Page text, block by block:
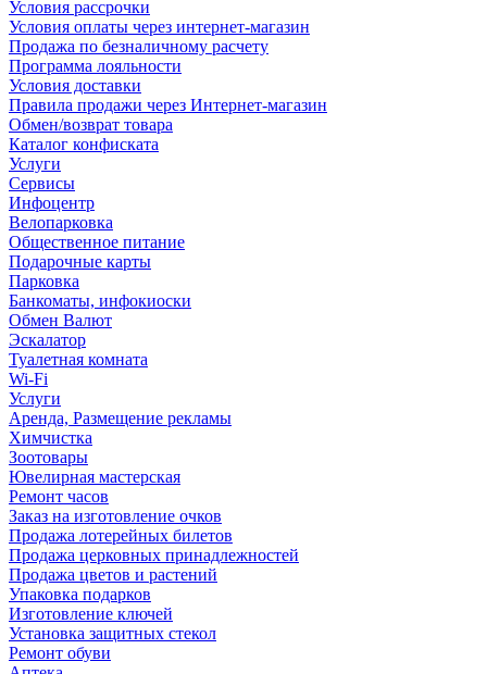
Условия рассрочки
Условия оплаты через интернет-магазин
Продажа по безналичному расчету
Программа лояльности
Условия доставки
Правила продажи через Интернет-магазин
Обмен/возврат товара
Каталог конфиската
Услуги
Сервисы
Инфоцентр
Велопарковка
Общественное питание
Подарочные карты
Парковка
Банкоматы, инфокиоски
Обмен Валют
Эскалатор
Туалетная комната
Wi-Fi
Услуги
Аренда, Размещение рекламы
Химчистка
Зоотовары
Ювелирная мастерская
Ремонт часов
Заказ на изготовление очков
Продажа лотерейных билетов
Продажа церковных принадлежностей
Продажа цветов и растений
Упаковка подарков
Изготовление ключей
Установка защитных стекол
Ремонт обуви